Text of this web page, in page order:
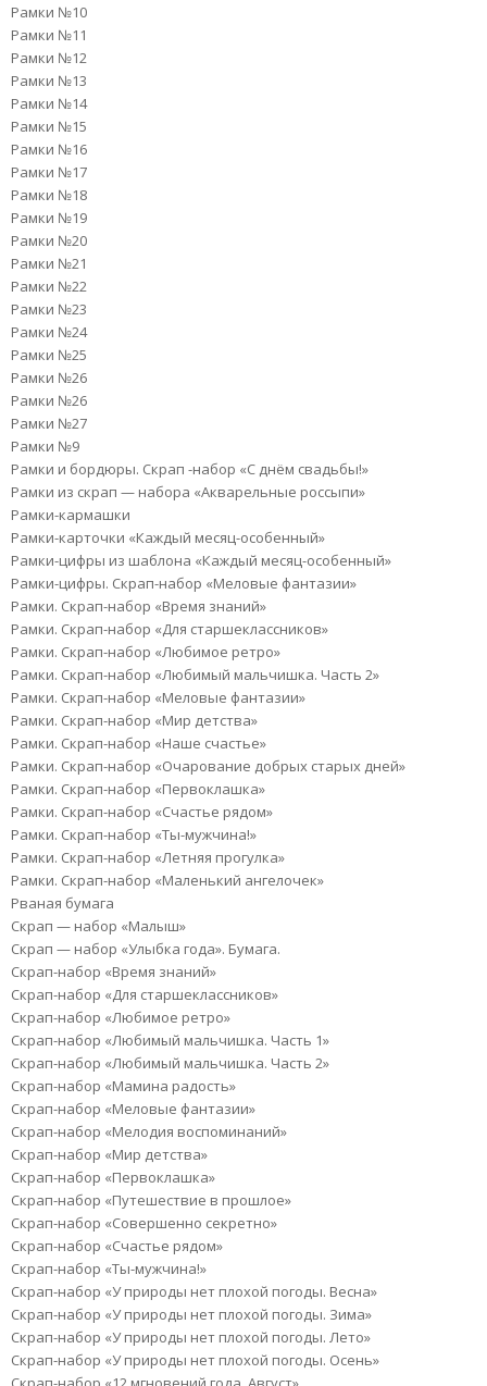
Рамки №10
Рамки №11
Рамки №12
Рамки №13
Рамки №14
Рамки №15
Рамки №16
Рамки №17
Рамки №18
Рамки №19
Рамки №20
Рамки №21
Рамки №22
Рамки №23
Рамки №24
Рамки №25
Рамки №26
Рамки №26
Рамки №27
Рамки №9
Рамки и бордюры. Скрап -набор «С днём свадьбы!»
Рамки из скрап — набора «Акварельные россыпи»
Рамки-кармашки
Рамки-карточки «Каждый месяц-особенный»
Рамки-цифры из шаблона «Каждый месяц-особенный»
Рамки-цифры. Скрап-набор «Меловые фантазии»
Рамки. Скрап-набор «Время знаний»
Рамки. Скрап-набор «Для старшеклассников»
Рамки. Скрап-набор «Любимое ретро»
Рамки. Скрап-набор «Любимый мальчишка. Часть 2»
Рамки. Скрап-набор «Меловые фантазии»
Рамки. Скрап-набор «Мир детства»
Рамки. Скрап-набор «Наше счастье»
Рамки. Скрап-набор «Очарование добрых старых дней»
Рамки. Скрап-набор «Первоклашка»
Рамки. Скрап-набор «Счастье рядом»
Рамки. Скрап-набор «Ты-мужчина!»
Рамки. Скрап-набор «Летняя прогулка»
Рамки. Скрап-набор «Маленький ангелочек»
Рваная бумага
Скрап — набор «Малыш»
Скрап — набор «Улыбка года». Бумага.
Скрап-набор «Время знаний»
Скрап-набор «Для старшеклассников»
Скрап-набор «Любимое ретро»
Скрап-набор «Любимый мальчишка. Часть 1»
Скрап-набор «Любимый мальчишка. Часть 2»
Скрап-набор «Мамина радость»
Скрап-набор «Меловые фантазии»
Скрап-набор «Мелодия воспоминаний»
Скрап-набор «Мир детства»
Скрап-набор «Первоклашка»
Скрап-набор «Путешествие в прошлое»
Скрап-набор «Совершенно секретно»
Скрап-набор «Счастье рядом»
Скрап-набор «Ты-мужчина!»
Скрап-набор «У природы нет плохой погоды. Весна»
Скрап-набор «У природы нет плохой погоды. Зима»
Скрап-набор «У природы нет плохой погоды. Лето»
Скрап-набор «У природы нет плохой погоды. Осень»